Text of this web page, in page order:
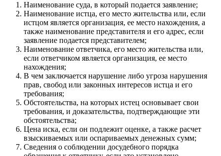
Наименование суда, в который подается заявление;
Наименование истца, его место жительства или, если
истцом является организация, ее место нахождения, а
также наименование представителя и его адрес, если
заявление подается представителем;
Наименование ответчика, его место жительства или,
если ответчиком является организация, ее место
нахождения;
В чем заключается нарушение либо угроза нарушения
прав, свобод или законных интересов истца и его
требования;
Обстоятельства, на которых истец основывает свои
требования, и доказательства, подтверждающие эти
обстоятельства;
Цена иска, если он подлежит оценке, а также расчет
взыскиваемых или оспариваемых денежных сумм;
Сведения о соблюдении досудебного порядка